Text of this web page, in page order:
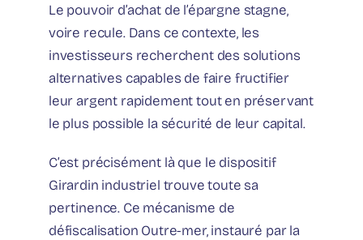
Le pouvoir d’achat de l’épargne stagne,
voire recule. Dans ce contexte, les
investisseurs recherchent des solutions
alternatives capables de faire fructifier
leur argent rapidement tout en préservant
le plus possible la sécurité de leur capital.
C’est précisément là que le dispositif
Girardin industriel trouve toute sa
pertinence. Ce mécanisme de
défiscalisation Outre-mer, instauré par la